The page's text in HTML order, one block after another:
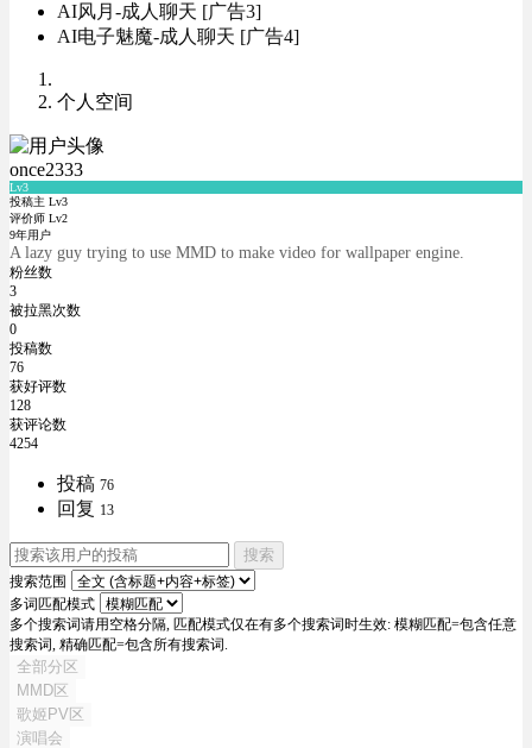
AI风月-成人聊天 [广告3]
AI电子魅魔-成人聊天 [广告4]
个人空间
once2333
Lv3
投稿主 Lv3
评价师 Lv2
9年用户
A lazy guy trying to use MMD to make video for wallpaper engine.
粉丝数
3
被拉黑次数
0
投稿数
76
获好评数
128
获评论数
4254
投稿 76
回复 13
搜索
搜索范围
多词匹配模式
多个搜索词请用空格分隔, 匹配模式仅在有多个搜索词时生效: 模糊匹配=包含任意
搜索词, 精确匹配=包含所有搜索词.
全部分区
MMD区
歌姬PV区
演唱会